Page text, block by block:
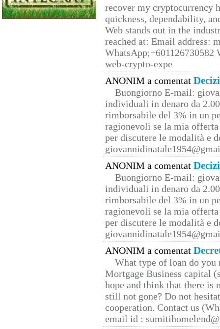
recover my cryptocurrency
quickness, dependability,
Web stands out in the
reached at: Email address:
web-crypto-expe
ANONIM a comentat
Buongiorno E-mail:
individuali in denaro da
rimborsabile del 3% in un
ragionevoli se la mia
per discutere le modalità e
ANONIM a comentat
Buongiorno E-mail:
individuali in denaro da
rimborsabile del 3% in un
ragionevoli se la mia
per discutere le modalità e
ANONIM a comentat
What type of loan do you
Mortgage Business capital
hope and think that there is
still not gone? Do not
cooperation. Contact us
email id :